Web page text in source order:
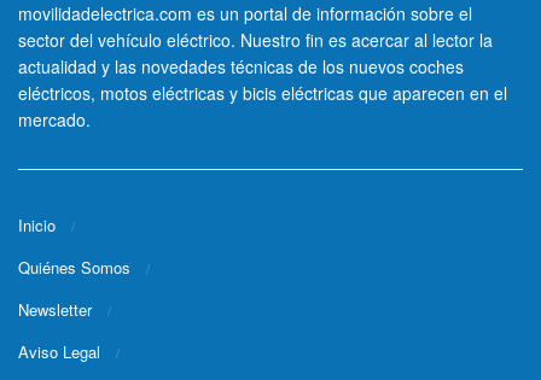
movilidadelectrica.com es un portal de información sobre el
sector del vehículo eléctrico. Nuestro fin es acercar al lector la
actualidad y las novedades técnicas de los nuevos coches
eléctricos, motos eléctricas y bicis eléctricas que aparecen en el
mercado.
Inicio
Quiénes Somos
Newsletter
Aviso Legal